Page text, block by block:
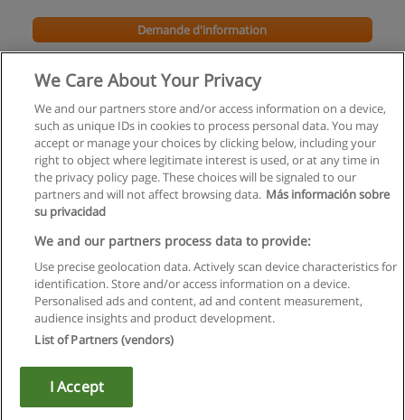
Demande d'information
EXCEL 2007 Fonctions avancées
Demande d'information
Règles d'utilisation
Confidentialité des données
Contacter Educaedu
Copyright © Educaedu Business S.L. - CIF : B-95610580: -
We Care About Your Privacy
We and our partners store and/or access information on a device,
such as unique IDs in cookies to process personal data. You may
accept or manage your choices by clicking below, including your
right to object where legitimate interest is used, or at any time in
the privacy policy page. These choices will be signaled to our
partners and will not affect browsing data. Más información sobre
su privacidad
We and our partners process data to provide:
Use precise geolocation data. Actively scan device characteristics for
identification. Store and/or access information on a device.
Personalised ads and content, ad and content measurement,
audience insights and product development.
List of Partners (vendors)
I Accept